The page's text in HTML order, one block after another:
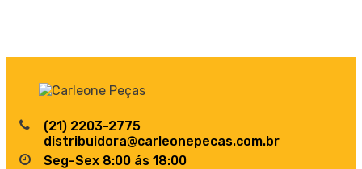
(21) 2203-2775
distribuidora@carleonepecas.com.br
Seg-Sex 8:00 ás 18:00